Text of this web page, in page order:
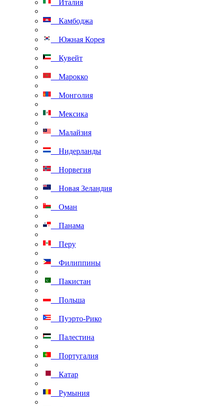
Италия
Камбоджа
Южная Корея
Кувейт
Марокко
Монголия
Мексика
Малайзия
Нидерланды
Норвегия
Новая Зеландия
Оман
Панама
Перу
Филиппины
Пакистан
Польша
Пуэрто-Рико
Палестина
Португалия
Катар
Румыния